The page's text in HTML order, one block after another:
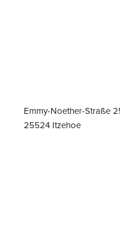
Emmy-Noether-Straße
25524 Itzehoe